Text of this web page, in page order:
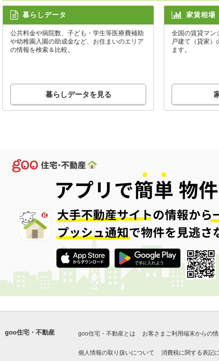
暮らしデータ
公共料金や病院数、子ども・学生等医療費補助
や幼稚園入園の助成金など、お住まいのエリア
の情報を検索＆比較。
暮らしデータを見る
家賃相場
全国の賃貸マン
戸建て（貸家）
ます。
goo住宅・不動産 goo住宅・不動産とは お客さまご利用端末からの
個人情報の取り扱いについて 消費税に関する表記